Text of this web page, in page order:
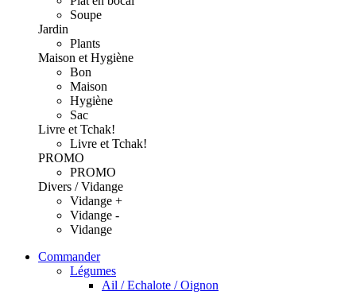
Soupe
Jardin
Plants
Maison et Hygiène
Bon
Maison
Hygiène
Sac
Livre et Tchak!
Livre et Tchak!
PROMO
PROMO
Divers / Vidange
Vidange +
Vidange -
Vidange
Commander
Légumes
Ail / Echalote / Oignon